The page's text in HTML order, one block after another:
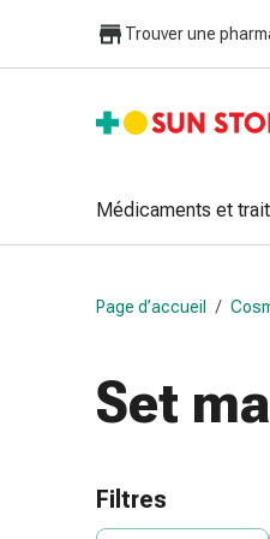
Médicaments
Refroidissement
Bonbons
Mal
Grippe
Toux
Inhalateurs
Trouver une
Médicaments et
Page d’accueil /
Set
Filtres